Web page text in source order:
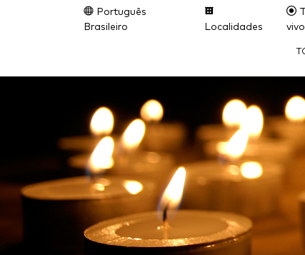
Português
Brasileiro
Localidades
vivo